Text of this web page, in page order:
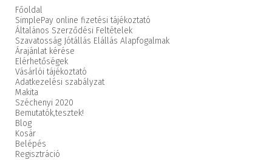
Főoldal
SimplePay online fizetési tájékoztató
Általános Szerződési Feltételek
Szavatosság Jótállás Elállás Alapfogalmak
Árajánlat kérése
Elérhetőségek
Vásárlói tájékoztató
Adatkezelési szabályzat
Makita
Széchenyi 2020
Bemutatók,tesztek!
Blog
Kosár
Belépés
Regisztráció